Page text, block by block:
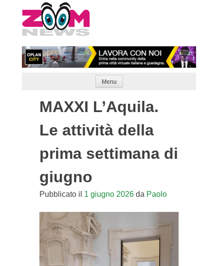
to
content
Menu
MAXXI L’Aquila.
Le attività della
prima settimana di
giugno
Pubblicato il 1 giugno 2026da Paolo